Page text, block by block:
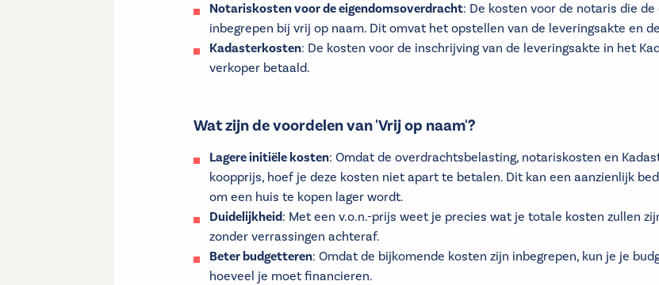
Notariskosten voor de eigendomsoverdracht: De kosten voor de notaris die
inbegrepen bij vrij op naam. Dit omvat het opstellen van de leveringsakte en
Kadasterkosten: De kosten voor de inschrijving van de leveringsakte in het
verkoper betaald.
Wat zijn de voordelen van 'Vrij op naam'?
Lagere initiële kosten: Omdat de overdrachtsbelasting, notariskosten en
koopprijs, hoef je deze kosten niet apart te betalen. Dit kan een aanzienlijk
om een huis te kopen lager wordt.
Duidelijkheid: Met een v.o.n.-prijs weet je precies wat je totale kosten zullen
zonder verrassingen achteraf.
Beter budgetteren: Omdat de bijkomende kosten zijn inbegrepen, kun je je
hoeveel je moet financieren.